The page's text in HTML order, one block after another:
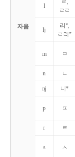
자음
l
ㄹ,
ㄹㄹ
lj
리*,
ㄹ리*
m ㅁ
n ㄴ
nj 니*
p ㅍ
r ㄹ
s ㅅ